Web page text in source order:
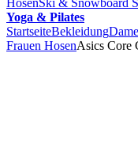
HosenSki & Snowboard
Yoga & Pilates
StartseiteBekleidung
Frauen HosenAsics Core